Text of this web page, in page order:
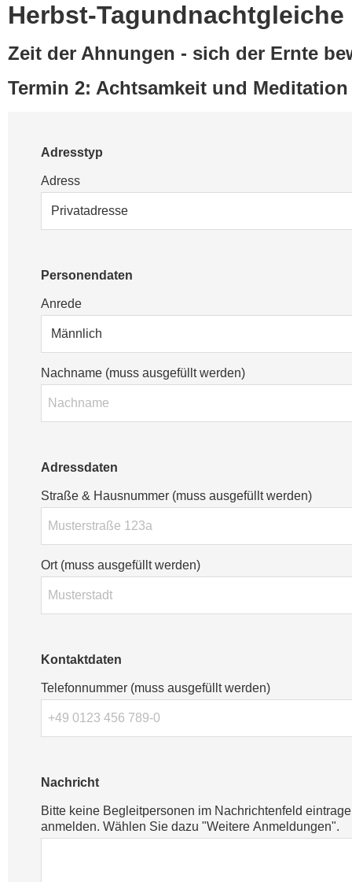
Herbst-Tagundnachtgleiche
Zeit der Ahnungen - sich der Ernte
Termin 2: Achtsamkeit und Meditation
Adresstyp
Adress
Personendaten
Anrede
Nachname (muss ausgefüllt werden)
Adressdaten
Straße & Hausnummer (muss ausgefüllt werden)
Ort (muss ausgefüllt werden)
Kontaktdaten
Telefonnummer (muss ausgefüllt werden)
Nachricht
Bitte keine Begleitpersonen im Nachrichtenfeld
anmelden. Wählen Sie dazu "Weitere Anmeldungen".